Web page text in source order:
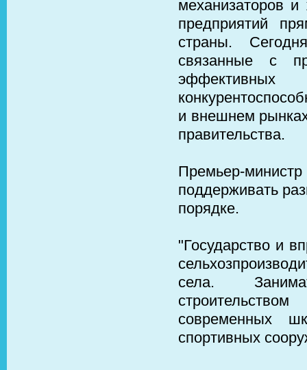
механизаторов
предприятий
страны.
связанные с
и внешнем
правительства.
Премьер-
поддерживать
порядке.
"Государство и
села.
современных
спортивных